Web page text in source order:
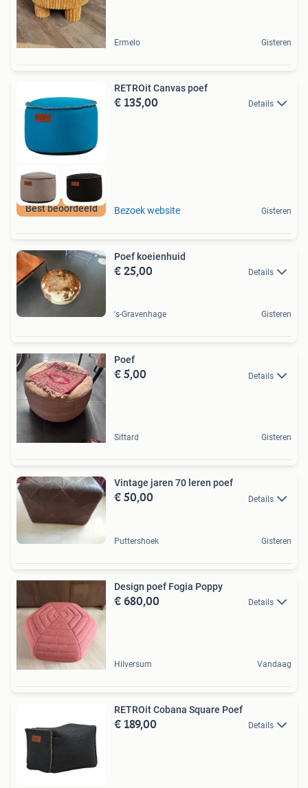
Ermelo Gisteren
Best beoordeeld
RETROit Canvas poef
€ 135,00 Details
Bezoek website Gisteren
Poef koeienhuid
€ 25,00 Details
's-Gravenhage Gisteren
Poef
€ 5,00 Details
Sittard Gisteren
Vintage jaren 70 leren poef
€ 50,00 Details
Puttershoek Gisteren
Design poef Fogia Poppy
€ 680,00 Details
Hilversum Vandaag
RETROit Cobana Square Poef
€ 189,00 Details